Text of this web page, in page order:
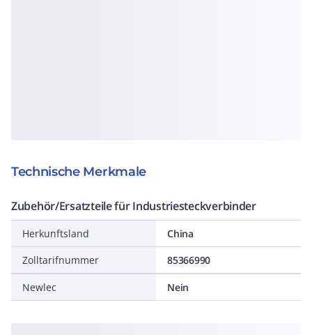
Technische Merkmale
Zubehör/Ersatzteile für Industriesteckverbinder
Herkunftsland
China
Zolltarifnummer
85366990
Newlec Nein